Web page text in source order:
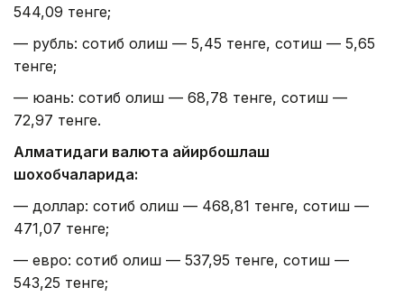
544,09 тенге;
— рубль: сотиб олиш — 5,45 тенге, сотиш — 5,65
тенге;
— юань: сотиб олиш — 68,78 тенге, сотиш —
72,97 тенге.
Алматидаги валюта айирбошлаш
шохобчаларида:
— доллар: сотиб олиш — 468,81 тенге, сотиш —
471,07 тенге;
— евро: сотиб олиш — 537,95 тенге, сотиш —
543,25 тенге;